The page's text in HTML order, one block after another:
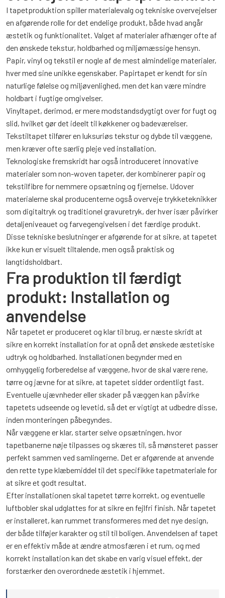
I tapetproduktion spiller materialevalg og tekniske overvejelser
en afgørende rolle for det endelige produkt, både hvad angår
æstetik og funktionalitet. Valget af materialer afhænger ofte af
den ønskede tekstur, holdbarhed og miljømæssige hensyn.
Papir, vinyl og tekstil er nogle af de mest almindelige materialer,
hver med sine unikke egenskaber. Papirtapet er kendt for sin
naturlige følelse og miljøvenlighed, men det kan være mindre
holdbart i fugtige omgivelser.
Vinyltapet, derimod, er mere modstandsdygtigt over for fugt og
slid, hvilket gør det ideelt til køkkener og badeværelser.
Tekstiltapet tilfører en luksuriøs tekstur og dybde til væggene,
men kræver ofte særlig pleje ved installation.
Teknologiske fremskridt har også introduceret innovative
materialer som non-woven tapeter, der kombinerer papir og
tekstilfibre for nemmere opsætning og fjernelse. Udover
materialerne skal producenterne også overveje trykketeknikker
som digitaltryk og traditionel gravuretryk, der hver især påvirker
detaljeniveauet og farvegengivelsen i det færdige produkt.
Disse tekniske beslutninger er afgørende for at sikre, at tapetet
ikke kun er visuelt tiltalende, men også praktisk og
langtidsholdbart.
Fra produktion til færdigt
produkt: Installation og
anvendelse
Når tapetet er produceret og klar til brug, er næste skridt at
sikre en korrekt installation for at opnå det ønskede æstetiske
udtryk og holdbarhed. Installationen begynder med en
omhyggelig forberedelse af væggene, hvor de skal være rene,
tørre og jævne for at sikre, at tapetet sidder ordentligt fast.
Eventuelle ujævnheder eller skader på væggen kan påvirke
tapetets udseende og levetid, så det er vigtigt at udbedre disse,
inden monteringen påbegyndes.
Når væggene er klar, starter selve opsætningen, hvor
tapetbanerne nøje tilpasses og skæres til, så mønsteret passer
perfekt sammen ved samlingerne. Det er afgørende at anvende
den rette type klæbemiddel til det specifikke tapetmateriale for
at sikre et godt resultat.
Efter installationen skal tapetet tørre korrekt, og eventuelle
luftbobler skal udglattes for at sikre en fejlfri finish. Når tapetet
er installeret, kan rummet transformeres med det nye design,
der både tilføjer karakter og stil til boligen. Anvendelsen af tapet
er en effektiv måde at ændre atmosfæren i et rum, og med
korrekt installation kan det skabe en varig visuel effekt, der
forstærker den overordnede æstetik i hjemmet.